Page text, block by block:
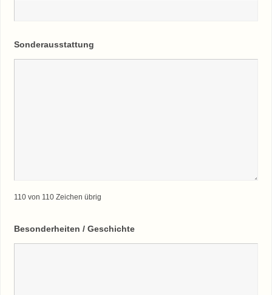
Sonderausstattung
110 von 110 Zeichen übrig
Besonderheiten / Geschichte